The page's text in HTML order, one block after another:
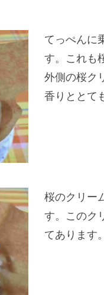
てっぺんに
す。これも
外側の桜ク
香りととて
桜のクリー
す。このク
てあります。